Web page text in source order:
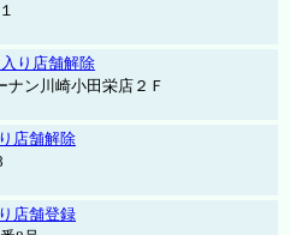
り店舗解除
ン川崎小田栄店２Ｆ
店舗解除
店舗登録